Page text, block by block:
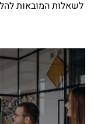
לשאלות המובאות